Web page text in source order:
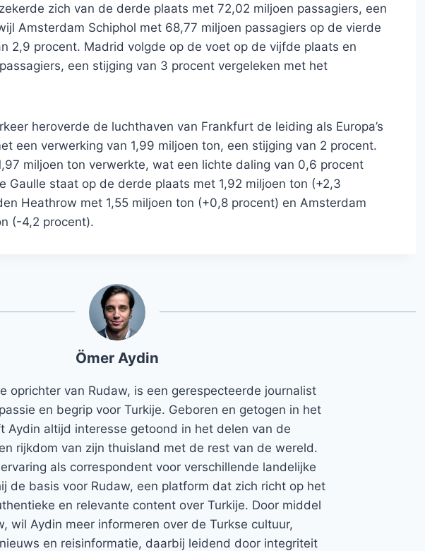
zich van de derde plaats met 72,02 miljoen passagiers, een
Amsterdam Schiphol met 68,77 miljoen passagiers op de vierde
2,9 procent. Madrid volgde op de voet op de vijfde plaats en
een stijging van 3 procent vergeleken met het
heroverde de luchthaven van Frankfurt de leiding als Europa’s
een verwerking van 1,99 miljoen ton, een stijging van 2 procent.
miljoen ton verwerkte, wat een lichte daling van 0,6 procent
Gaulle staat op de derde plaats met 1,92 miljoen ton (+2,3
Heathrow met 1,55 miljoen ton (+0,8 procent) en Amsterdam
(-4,2 procent).
Ömer Aydin
oprichter van Rudaw, is een gerespecteerde journalist
en begrip voor Turkije. Geboren en getogen in het
Aydin altijd interesse getoond in het delen van de
rijkdom van zijn thuisland met de rest van de wereld.
als correspondent voor verschillende landelijke
de basis voor Rudaw, een platform dat zich richt op het
en relevante content over Turkije. Door middel
wil Aydin meer informeren over de Turkse cultuur,
en reisinformatie, daarbij leidend door integriteit